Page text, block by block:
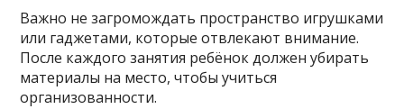
Важно не загромождать пространство игрушками
или гаджетами, которые отвлекают внимание.
После каждого занятия ребёнок должен убирать
материалы на место, чтобы учиться
организованности.